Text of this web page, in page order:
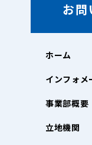
お問
ホーム
インフォメ
事業部概要
立地機関